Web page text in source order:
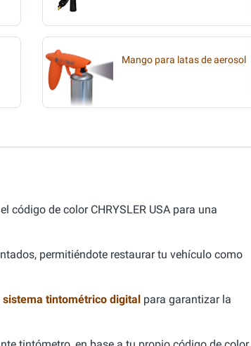
Mango para latas de aerosol
código de color CHRYSLER USA para una
permitiéndote restaurar tu vehículo como
sistema tintométrico digital para garantizar la